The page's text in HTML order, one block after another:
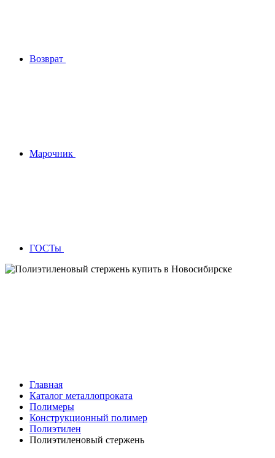
Возврат
Марочник
ГОСТы
Главная
Каталог металлопроката
Полимеры
Конструкционный полимер
Полиэтилен
Полиэтиленовый стержень